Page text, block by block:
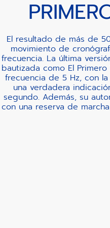
El resultado de más de
movimiento de
frecuencia. La última
bautizada como El
frecuencia de 5 Hz, con
una verdadera
segundo. Además, su
con una reserva de